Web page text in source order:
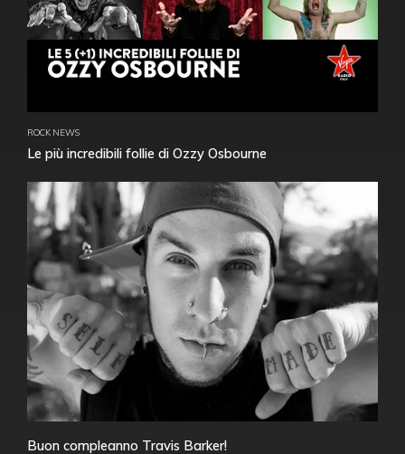
ROCK NEWS
Le più incredibili follie di Ozzy Osbourne
Buon compleanno Travis Barker!